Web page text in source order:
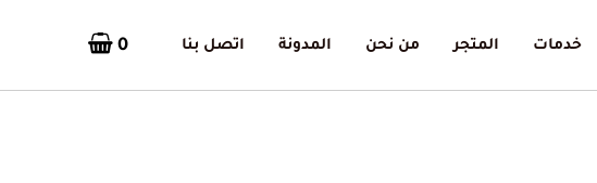
خدمات المتجر من نحن المدونة اتصل بنا 0